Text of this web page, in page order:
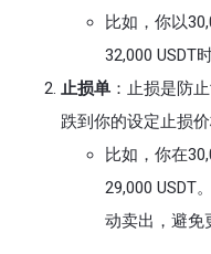
比如，你以
32,000 USDT
止损单 ：止损是防
跌到你的设定止损
比如，你在
29,000 USDT
动卖出，避免